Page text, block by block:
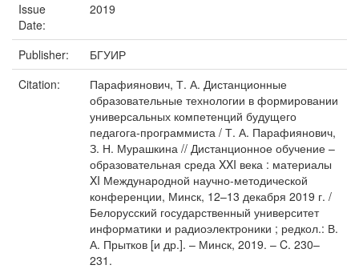
Issue
Date:
2019
Publisher:
БГУИР
Citation:
Парафиянович, Т. А. Дистанционные
образовательные технологии в формировании
универсальных компетенций будущего
педагога-программиста / Т. А. Парафиянович,
З. Н. Мурашкина // Дистанционное обучение –
образовательная среда XXI века : материалы
XI Международной научно-методической
конференции, Минск, 12–13 декабря 2019 г. /
Белорусский государственный университет
информатики и радиоэлектроники ; редкол.: В.
А. Прытков [и др.]. – Минск, 2019. – C. 230–
231.